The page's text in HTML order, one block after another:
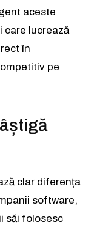
aceste
care lucrează
în
pe
clar diferența
software,
săi folosesc